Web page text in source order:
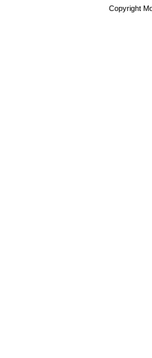
Copyright